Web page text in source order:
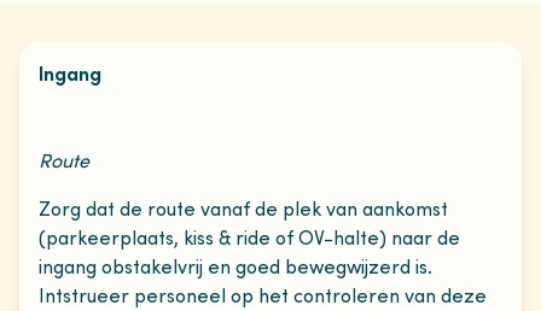
Ingang
Route
Zorg dat de route vanaf de plek van aankomst
(parkeerplaats, kiss & ride of OV-halte) naar de
ingang obstakelvrij en goed bewegwijzerd is.
Intstrueer personeel op het controleren van deze